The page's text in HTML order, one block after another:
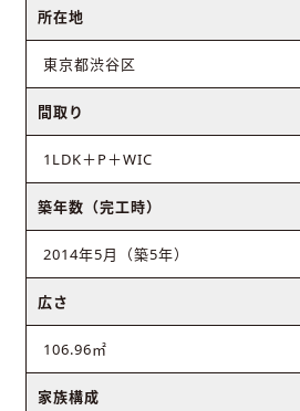
所在地
東京都渋谷区
間取り
1LDK＋P＋WIC
築年数（完工時）
2014年5月（築5年）
広さ
106.96㎡
家族構成